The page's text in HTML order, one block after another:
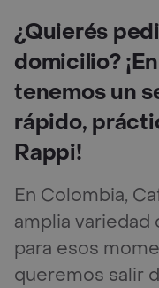
¿Quierés
domicilio?
tenemos un
rápido,
Rappi!
En Colombia,
amplia
para esos
queremos salir